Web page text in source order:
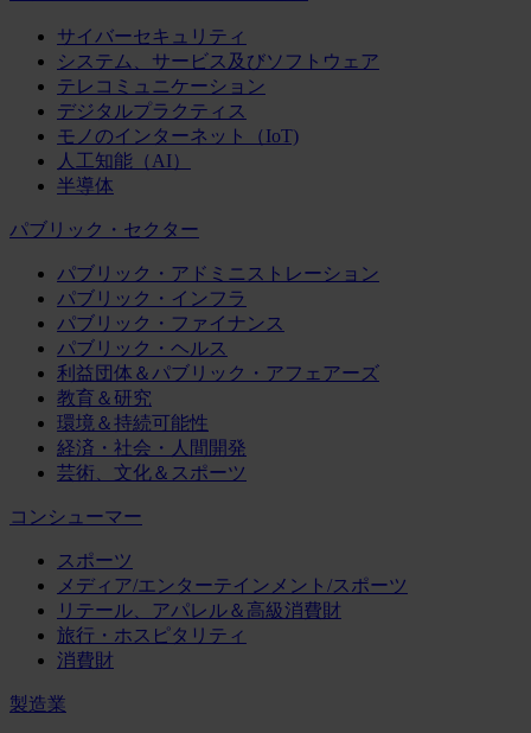
サイバーセキュリティ
システム、サービス及びソフトウェア
テレコミュニケーション
デジタルプラクティス
モノのインターネット（IoT)
人工知能（AI）
半導体
パブリック・セクター
パブリック・アドミニストレーション
パブリック・インフラ
パブリック・ファイナンス
パブリック・ヘルス
利益団体＆パブリック・アフェアーズ
教育＆研究
環境＆持続可能性
経済・社会・人間開発
芸術、文化＆スポーツ
コンシューマー
スポーツ
メディア/エンターテインメント/スポーツ
リテール、アパレル＆高級消費財
旅行・ホスピタリティ
消費財
製造業